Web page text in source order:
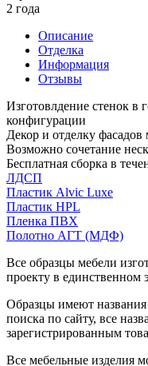
2 года
Описание
Отделка
Информация
Отзывы
Изготовлдение стенок в
конфигурации
Декор и отделку
Возможно сочетание
Бесплатная сборка в
ЛДСП
Пластик Alvic Luxe
Пластик HPL
Пленка ПВХ
Полотно АГТ (МДФ)
Все образцы мебели
проекту в единственном
Образцы имеют названия
поиска по сайту, все
зарегистрированным
Все мебельные изделия